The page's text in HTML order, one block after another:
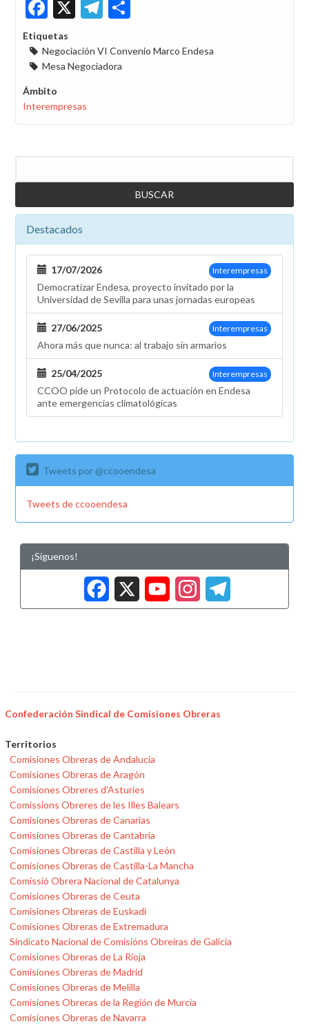
Etiquetas
Negociación VI Convenio Marco Endesa
Mesa Negociadora
Ámbito
Interempresas
Destacados
Interempresas
17/07/2026
Democratizar Endesa, proyecto invitado por la
Universidad de Sevilla para unas jornadas europeas
Interempresas
27/06/2025
Ahora más que nunca: al trabajo sin armarios
Interempresas
25/04/2025
CCOO pide un Protocolo de actuación en Endesa
ante emergencias climatológicas
Tweets por @ccooendesa
Tweets de ccooendesa
¡Síguenos!
Facebook
X
Confederación Sindical de Comisiones Obreras
Territorios
Comisiones Obreras de Andalucía
Comisiones Obreras de Aragón
Comisiones Obreres d'Asturies
Comissions Obreres de les Illes Balears
Comisiones Obreras de Canarias
Comisiones Obreras de Cantabria
Comisiones Obreras de Castilla y León
Comisiones Obreras de Castilla-La Mancha
Comissió Obrera Nacional de Catalunya
Comisiones Obreras de Ceuta
Comisiones Obreras de Euskadi
Comisiones Obreras de Extremadura
Sindicato Nacional de Comisións Obreiras de Galicia
Comisiones Obreras de La Rioja
Comisiones Obreras de Madrid
Comisiones Obreras de Melilla
Comisiones Obreras de la Región de Murcia
Comisiones Obreras de Navarra